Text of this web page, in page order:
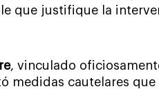
que justifique la
, vinculado
medidas cautelares que